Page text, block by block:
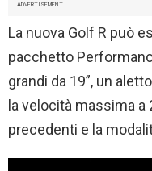
ADVERTISEMENT
La nuova Golf R può
pacchetto
grandi da 19”, un
la velocità massima
precedenti e la